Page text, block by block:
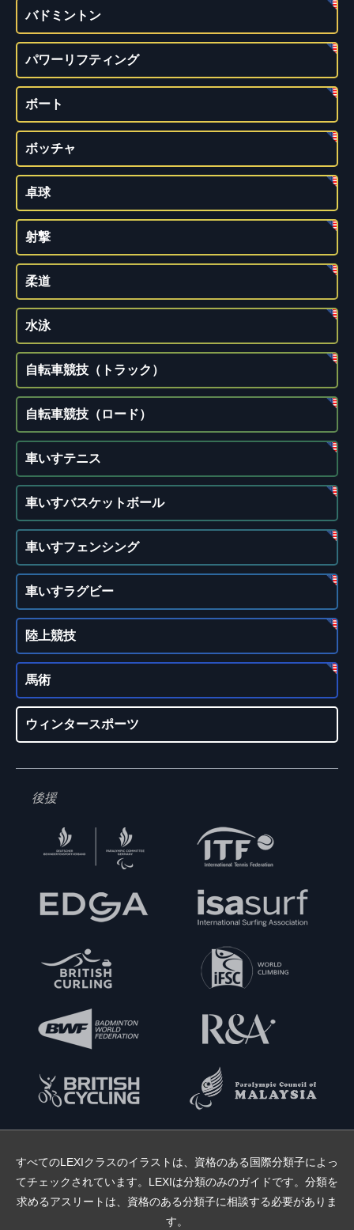
バドミントン
パワーリフティング
ボート
ボッチャ
卓球
射撃
柔道
水泳
自転車競技（トラック）
自転車競技（ロード）
車いすテニス
車いすバスケットボール
車いすフェンシング
車いすラグビー
陸上競技
馬術
ウィンタースポーツ
後援
すべてのLEXIクラスのイラストは、資格のある国際分類子によっ
てチェックされています。LEXIは分類のみのガイドです。分類を
求めるアスリートは、資格のある分類子に相談する必要がありま
す。